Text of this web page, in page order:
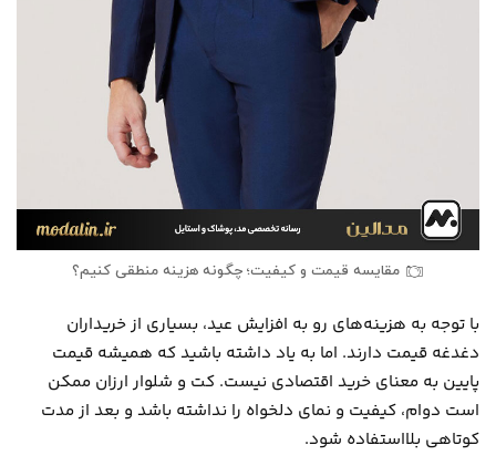
مقایسه قیمت و کیفیت؛ چگونه هزینه منطقی کنیم؟
با توجه به هزینه‌های رو به افزایش عید، بسیاری از خریداران
دغدغه قیمت دارند. اما به یاد داشته باشید که همیشه قیمت
پایین به معنای خرید اقتصادی نیست. کت و شلوار ارزان ممکن
است دوام، کیفیت و نمای دلخواه را نداشته باشد و بعد از مدت
کوتاهی بلااستفاده شود.